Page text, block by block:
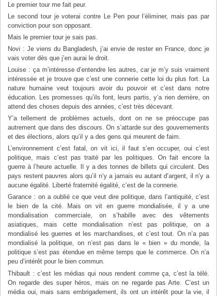
Le premier tour me fait peur.
Le second tour je voterai contre Le Pen pour l’éliminer, mais pas par
conviction pour son opposant.
Mais le premier tour je sais pas.
Novi : Je viens du Bangladesh, j’ai envie de rester en France, donc je
vais voter dès que j’en aurai le droit.
Louise : ça m’intéresse d’entendre les autres, car je m’y suis vraiment
intéressée et je trouve que c’est une connerie cette loi du plus fort. La
nature humaine veut toujours avoir du pouvoir et c’est dans notre
éducation. Les promesses qu’ils font, leurs partis, y’a rien derrière, on
attend des choses depuis des années, c’est très décevant.
Y’a tellement de problèmes actuels, dont on ne se préoccupe pas
autrement que dans des discours. On s’attarde sur des gouvernements
et des élections, alors qu’il y a des gens qui meurent de faim.
L’environnement c’est fatal, on vit ici, il faut s’en occuper, oui c’est
politique, mais c’est pas traité par les politiques. On fait encore la
guerre à l’heure actuelle. Il y a des tonnes de billets qui circulent. Des
pays restent pauvres alors qu’il n’y a jamais eu autant d’argent, il n’y a
aucune égalité. Liberté fraternité égalité, c’est de la connerie.
Garance : on a oublié ce que veut dire politique, dans l’antiquité, c’est
le bien de la cité. Mais on vit en guerre mondialisée, il y a une
mondialisation commerciale, on s’habille avec des vêtements
asiatiques, mais cette mondialisation n’est pas politique, on a
mondialisé les guerres et les marchandises, et c’est tout. On n’a pas
mondialisé la politique, on n’est pas dans le « bien » du monde, la
politique s’est pas étendue en même temps que le commerce. On n’a
peu d’intérêt pour le bien commun.
Thibault : c’est les médias qui nous rendent comme ça, c’est la télé.
On regarde des super héros, mais on ne regarde pas Arte. C’est un
média oui, mais sans embrigadement, ils ont un intérêt pour la vie, il